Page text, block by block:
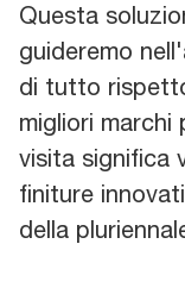
Questa
guideremo
di tutto
migliori marchi
visita significa
finiture
della